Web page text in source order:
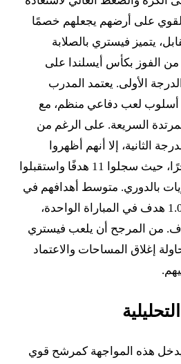
على أرضهم يجعلهم خصمًا
يتميز فيستري بالصلابة
من الفوز بكأس أيسلندا على
الأولى. يعتمد المدرب
أسلوب لعب دفاعي منظم، مع
السريعة. على الرغم من
الثانية، إلا أنهم أظهروا
تهديدًا هجوميًا جيدًا مؤخرًا، حيث سجلوا 11 هدفًا واستقبلوا
في آخر 5 مباريات بالدوري. متوسط أهدافهم في
الدوري الأيسلندي هو 1.05 هدف في المباراة الواحدة،
يستقبلون 0.95 هدف. من المرجح أن يلعب فيستري
3-1، مع محاولة إغلاق المساحات والاعتماد
هذه المواجهة كمرشح قوي